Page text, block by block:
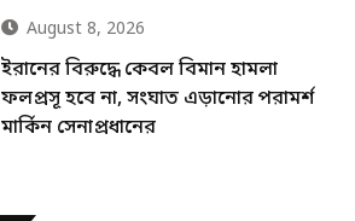
August 8, 2026
ইরানের বিরুদ্ধে কেবল বিমান হামলা
ফলপ্রসূ হবে না, সংঘাত এড়ানোর পরামর্শ
মার্কিন সেনাপ্রধানের